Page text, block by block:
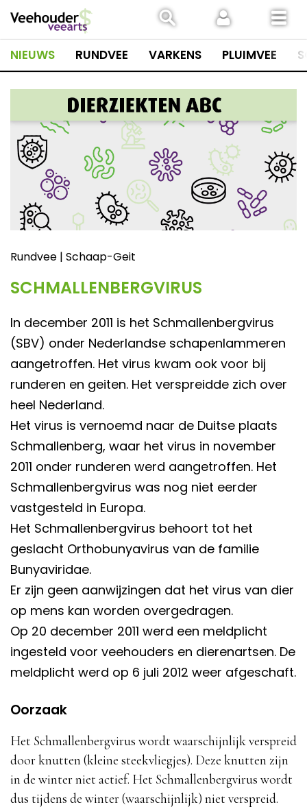
naar
inhoud
NIEUWS RUNDVEE VARKENS PLUIMVEE
Rundvee | Schaap-Geit
SCHMALLENBERGVIRUS
In december 2011 is het Schmallenbergvirus
(SBV) onder Nederlandse schapenlammeren
aangetroffen. Het virus kwam ook voor bij
runderen en geiten. Het verspreidde zich over
heel Nederland.
Het virus is vernoemd naar de Duitse plaats
Schmallenberg, waar het virus in november
2011 onder runderen werd aangetroffen. Het
Schmallenbergvirus was nog niet eerder
vastgesteld in Europa.
Het Schmallenbergvirus behoort tot het
geslacht Orthobunyavirus van de familie
Bunyaviridae.
Er zijn geen aanwijzingen dat het virus van dier
op mens kan worden overgedragen.
Op 20 december 2011 werd een meldplicht
ingesteld voor veehouders en dierenartsen. De
meldplicht werd op 6 juli 2012 weer afgeschaft.
Oorzaak
Het Schmallenbergvirus wordt waarschijnlijk verspreid
door knutten (kleine steekvliegjes). Deze knutten zijn
in de winter niet actief. Het Schmallenbergvirus wordt
dus tijdens de winter (waarschijnlijk) niet verspreid.